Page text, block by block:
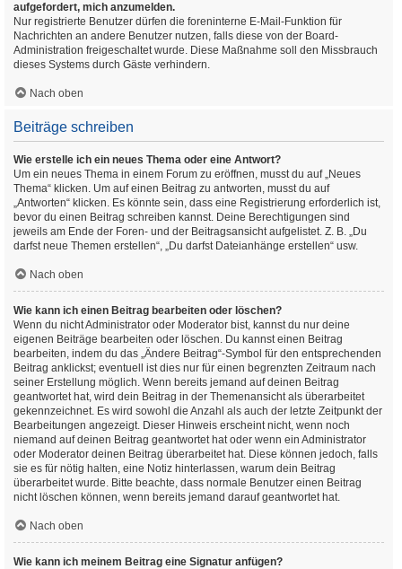
aufgefordert, mich anzumelden.
Nur registrierte Benutzer dürfen die foreninterne E-Mail-Funktion für
Nachrichten an andere Benutzer nutzen, falls diese von der Board-
Administration freigeschaltet wurde. Diese Maßnahme soll den Missbrauch
dieses Systems durch Gäste verhindern.
Nach oben
Beiträge schreiben
Wie erstelle ich ein neues Thema oder eine Antwort?
Um ein neues Thema in einem Forum zu eröffnen, musst du auf „Neues
Thema“ klicken. Um auf einen Beitrag zu antworten, musst du auf
„Antworten“ klicken. Es könnte sein, dass eine Registrierung erforderlich ist,
bevor du einen Beitrag schreiben kannst. Deine Berechtigungen sind
jeweils am Ende der Foren- und der Beitragsansicht aufgelistet. Z. B. „Du
darfst neue Themen erstellen“, „Du darfst Dateianhänge erstellen“ usw.
Nach oben
Wie kann ich einen Beitrag bearbeiten oder löschen?
Wenn du nicht Administrator oder Moderator bist, kannst du nur deine
eigenen Beiträge bearbeiten oder löschen. Du kannst einen Beitrag
bearbeiten, indem du das „Ändere Beitrag“-Symbol für den entsprechenden
Beitrag anklickst; eventuell ist dies nur für einen begrenzten Zeitraum nach
seiner Erstellung möglich. Wenn bereits jemand auf deinen Beitrag
geantwortet hat, wird dein Beitrag in der Themenansicht als überarbeitet
gekennzeichnet. Es wird sowohl die Anzahl als auch der letzte Zeitpunkt der
Bearbeitungen angezeigt. Dieser Hinweis erscheint nicht, wenn noch
niemand auf deinen Beitrag geantwortet hat oder wenn ein Administrator
oder Moderator deinen Beitrag überarbeitet hat. Diese können jedoch, falls
sie es für nötig halten, eine Notiz hinterlassen, warum dein Beitrag
überarbeitet wurde. Bitte beachte, dass normale Benutzer einen Beitrag
nicht löschen können, wenn bereits jemand darauf geantwortet hat.
Nach oben
Wie kann ich meinem Beitrag eine Signatur anfügen?